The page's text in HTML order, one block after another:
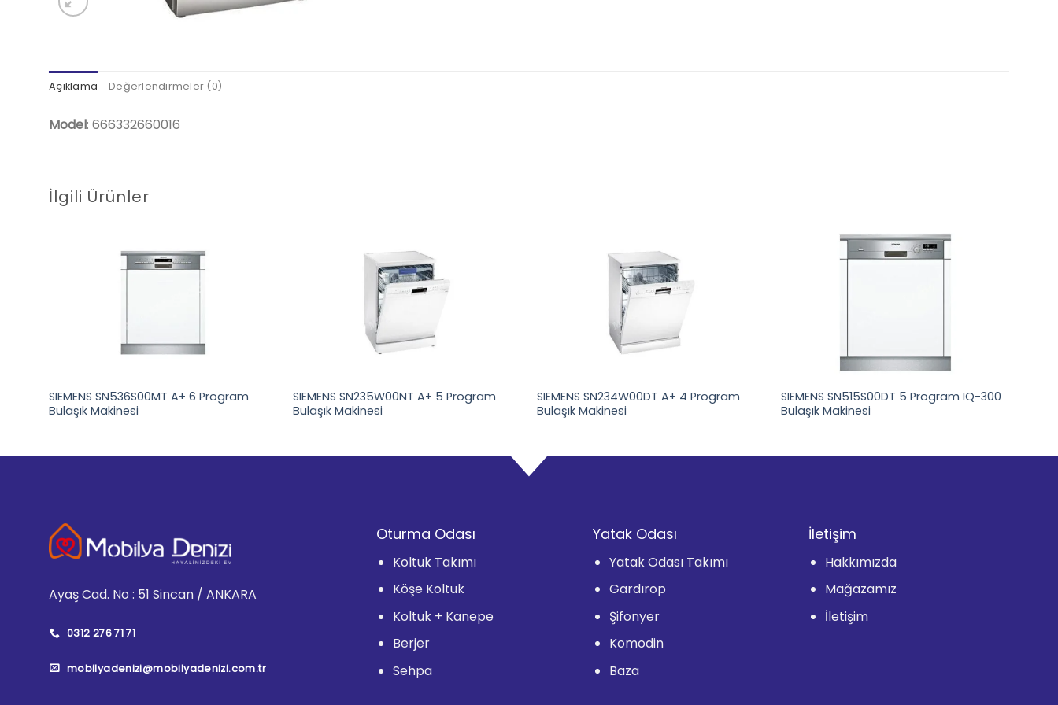
Açıklama Değerlendirmeler (0)
Model: 666332660016
İlgili Ürünler
SIEMENS SN536S00MT A+ 6 Program
Bulaşık Makinesi
SIEMENS SN235W00NT A+ 5 Program
Bulaşık Makinesi
SIEMENS SN234W00DT A+ 4 Program
Bulaşık Makinesi
SIEMENS SN515S00DT 5 Program IQ-300
Bulaşık Makinesi
Ayaş Cad. No : 51 Sincan / ANKARA
0312 276 71 71
mobilyadenizi@mobilyadenizi.com.tr
Oturma Odası
Koltuk Takımı
Köşe Koltuk
Koltuk + Kanepe
Berjer
Sehpa
Yatak Odası
Yatak Odası Takımı
Gardırop
Şifonyer
Komodin
Baza
İletişim
Hakkımızda
Mağazamız
İletişim